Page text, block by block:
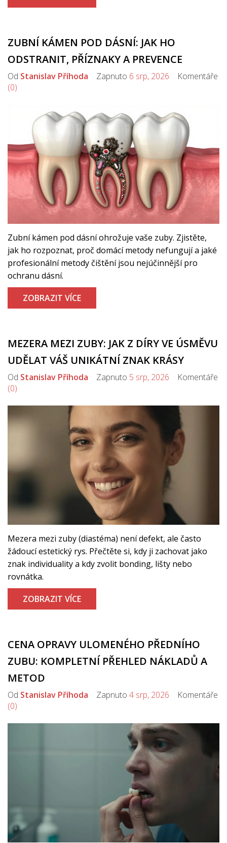
ZUBNÍ KÁMEN POD DÁSNÍ: JAK HO
ODSTRANIT, PŘÍZNAKY A PREVENCE
Od Stanislav Příhoda Zapnuto 6 srp, 2026 Komentáře
(0)
Zubní kámen pod dásní ohrožuje vaše zuby. Zjistěte,
jak ho rozpoznat, proč domácí metody nefungují a jaké
profesionální metody čištění jsou nejúčinnější pro
ochranu dásní.
ZOBRAZIT VÍCE
MEZERA MEZI ZUBY: JAK Z DÍRY VE ÚSMĚVU
UDĚLAT VÁŠ UNIKÁTNÍ ZNAK KRÁSY
Od Stanislav Příhoda Zapnuto 5 srp, 2026 Komentáře
(0)
Mezera mezi zuby (diastéma) není defekt, ale často
žádoucí estetický rys. Přečtěte si, kdy ji zachovat jako
znak individuality a kdy zvolit bonding, lišty nebo
rovnátka.
ZOBRAZIT VÍCE
CENA OPRAVY ULOMENÉHO PŘEDNÍHO
ZUBU: KOMPLETNÍ PŘEHLED NÁKLADŮ A
METOD
Od Stanislav Příhoda Zapnuto 4 srp, 2026 Komentáře
(0)